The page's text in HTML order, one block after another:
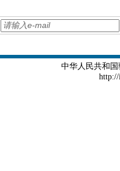
中华人民共和
http://